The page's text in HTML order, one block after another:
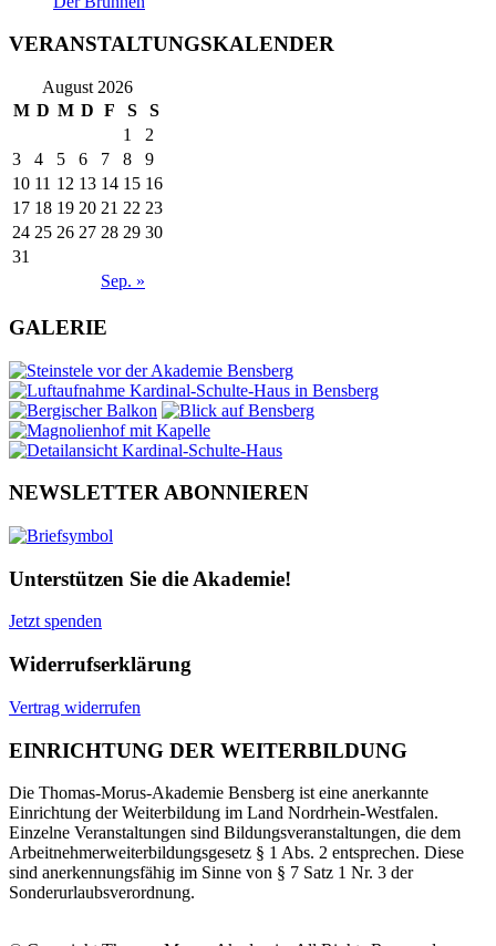
VERANSTALTUNGSKALENDER
August 2026
M D M D F S S
Sep. »
1
2
3
4 5 6 7 8
9
10 11 12 13 14 15 16
17 18 19 20 21 22 23
24 25 26 27 28 29 30
31
GALERIE
NEWSLETTER ABONNIEREN
Unterstützen Sie die Akademie!
Jetzt spenden
Widerrufserklärung
Vertrag widerrufen
EINRICHTUNG DER WEITERBILDUNG
Die Thomas-Morus-Akademie Bensberg ist eine anerkannte
Einrichtung der Weiterbildung im Land Nordrhein-Westfalen.
Einzelne Veranstaltungen sind Bildungsveranstaltungen, die dem
Arbeitnehmerweiterbildungsgesetz § 1 Abs. 2 entsprechen. Diese
sind anerkennungsfähig im Sinne von § 7 Satz 1 Nr. 3 der
Sonderurlaubsverordnung.